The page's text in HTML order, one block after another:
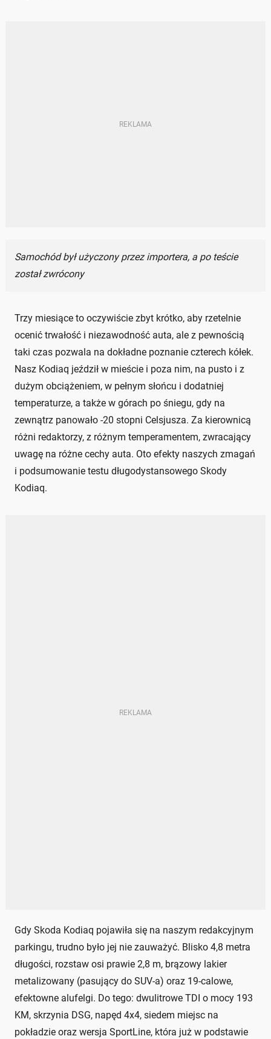
Samochód był użyczony przez importera, a po teście
został zwrócony
Trzy miesiące to oczywiście zbyt krótko, aby rzetelnie
ocenić trwałość i niezawodność auta, ale z pewnością
taki czas pozwala na dokładne poznanie czterech kółek.
Nasz Kodiaq jeździł w mieście i poza nim, na pusto i z
dużym obciążeniem, w pełnym słońcu i dodatniej
temperaturze, a także w górach po śniegu, gdy na
zewnątrz panowało -20 stopni Celsjusza. Za kierownicą
różni redaktorzy, z różnym temperamentem, zwracający
uwagę na różne cechy auta. Oto efekty naszych zmagań
i podsumowanie testu długodystansowego Skody
Kodiaq.
Gdy Skoda Kodiaq pojawiła się na naszym redakcyjnym
parkingu, trudno było jej nie zauważyć. Blisko 4,8 metra
długości, rozstaw osi prawie 2,8 m, brązowy lakier
metalizowany (pasujący do SUV-a) oraz 19-calowe,
efektowne alufelgi. Do tego: dwulitrowe TDI o mocy 193
KM, skrzynia DSG, napęd 4x4, siedem miejsc na
pokładzie oraz wersja SportLine, która już w podstawie